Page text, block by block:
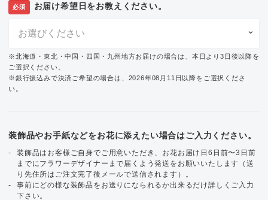
必須 お届け希望日をお教えください。
※北海道・東北・中国・四国・九州地方お届けの場合は、本日より3日後以降を
ご選択ください。
※銀行振込みで決済ご希望の場合は、2026年08月11日以降をご選択くださ
い。
装飾品やお手紙などをお花に添えたい場合はご入力ください。
装飾品はお客様ご自身でご用意いただき、お花お届け日6日前〜3日前
までにフラワーデザイナーまで届くよう発送をお願いいたします（送
り先住所はご注文完了後メールで送信されます）。
事前にどの様な装飾品をお送りになられるか出来るだけ詳しくご入力
下さい。